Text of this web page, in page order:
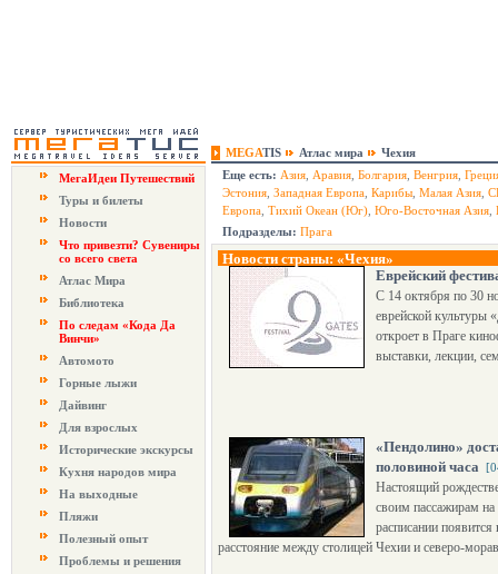
MEGATIS Атлас мира
Чехия
МегаИдеи Путешествий
Туры и билеты
Новости
Что привезти? Сувениры
со всего света
Атлас Мира
Библиотека
По следам «Кода Да
Винчи»
Автомото
Горные лыжи
Дайвинг
Для взрослых
Исторические экскурсы
Кухня народов мира
На выходные
Пляжи
Полезный опыт
Проблемы и решения
Еще есть: Азия Аравия Болгария Венгрия
Эстония Западная Европа Карибы Малая Азия
Европа Тихий Океан (Юг) Юго-Восточная Азия
Подразделы: Прага
Новости страны: «Чехия»
Еврейский
С 14 октября по 30
еврейской культуры
откроет в Праге
выставки, лекции,
«Пендолино»
половиной часа
Настоящий
своим пассажирам
расписании
расстояние между столицей Чехии и северо-